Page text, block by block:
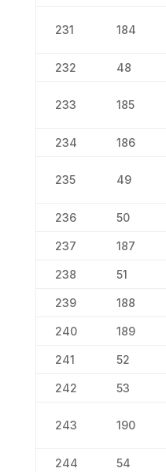
231 184
232 48
233 185
234 186
235 49
236 50
237 187
238 51
239 188
240 189
241 52
242 53
243 190
244 54